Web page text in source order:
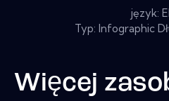
język:
Typ: Infographic
Więcej